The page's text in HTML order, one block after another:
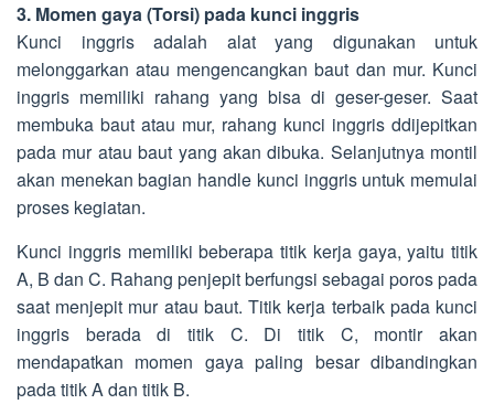
3. Momen gaya (Torsi) pada kunci inggris
Kunci inggris adalah alat yang digunakan untuk
melonggarkan atau mengencangkan baut dan mur. Kunci
inggris memiliki rahang yang bisa di geser-geser. Saat
membuka baut atau mur, rahang kunci inggris ddijepitkan
pada mur atau baut yang akan dibuka. Selanjutnya montil
akan menekan bagian handle kunci inggris untuk memulai
proses kegiatan.
Kunci inggris memiliki beberapa titik kerja gaya, yaitu titik
A, B dan C. Rahang penjepit berfungsi sebagai poros pada
saat menjepit mur atau baut. Titik kerja terbaik pada kunci
inggris berada di titik C. Di titik C, montir akan
mendapatkan momen gaya paling besar dibandingkan
pada titik A dan titik B.